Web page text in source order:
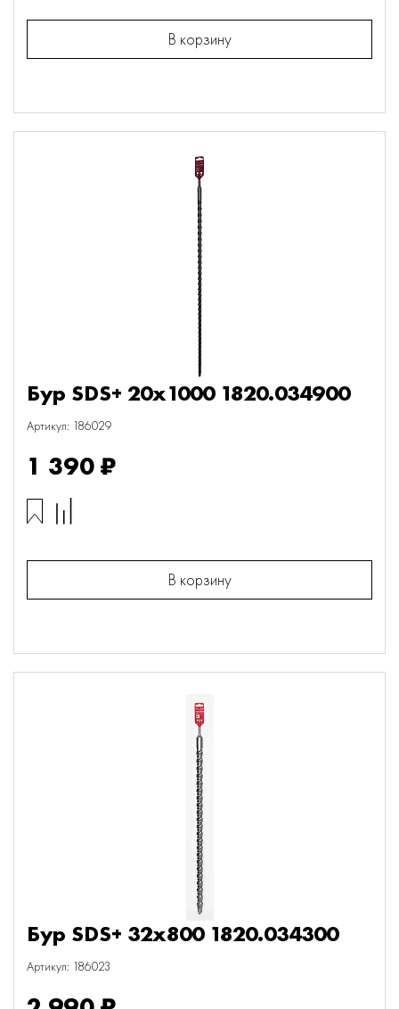
В корзину
Бур SDS+ 20х1000 1820.034900
Артикул: 186029
1 390 ₽
В корзину
Бур SDS+ 32х800 1820.034300
Артикул: 186023